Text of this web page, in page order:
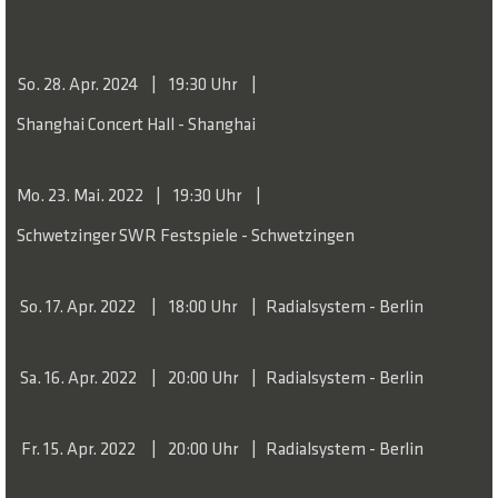
nun auch bei den Aufführungen von „Force & Freedom“
sondern auch als Spannungsfeld, in dem sich unsere eigene,
So. 28. Apr. 2024 19:30 Uhr
Shanghai Concert Hall - Shanghai
Mo. 23. Mai. 2022 19:30 Uhr
Schwetzinger SWR Festspiele - Schwetzingen
So. 17. Apr. 2022 18:00 Uhr Radialsystem - Berlin
Sa. 16. Apr. 2022 20:00 Uhr Radialsystem - Berlin
Fr. 15. Apr. 2022 20:00 Uhr Radialsystem - Berlin